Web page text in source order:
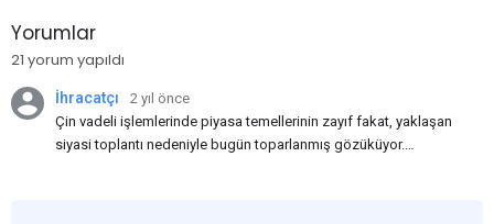
Yorumlar
21 yorum yapıldı
İhracatçı
2 yıl önce
Çin vadeli işlemlerinde piyasa temellerinin zayıf fakat, yaklaşan
siyasi toplantı nedeniyle bugün toparlanmış gözüküyor.